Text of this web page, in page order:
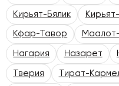
Кирьят-Бялик
Кфар-Тавор
Нагария Назарет
Тверия Тират-